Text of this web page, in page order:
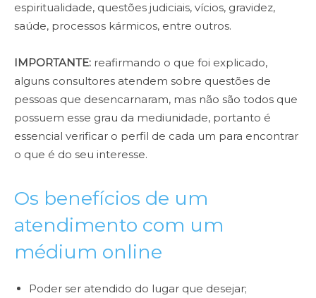
espiritualidade, questões judiciais, vícios, gravidez,
saúde, processos kármicos, entre outros.
IMPORTANTE: reafirmando o que foi explicado,
alguns consultores atendem sobre questões de
pessoas que desencarnaram, mas não são todos que
possuem esse grau da mediunidade, portanto é
essencial verificar o perfil de cada um para encontrar
o que é do seu interesse.
Os benefícios de um
atendimento com um
médium online
Poder ser atendido do lugar que desejar;